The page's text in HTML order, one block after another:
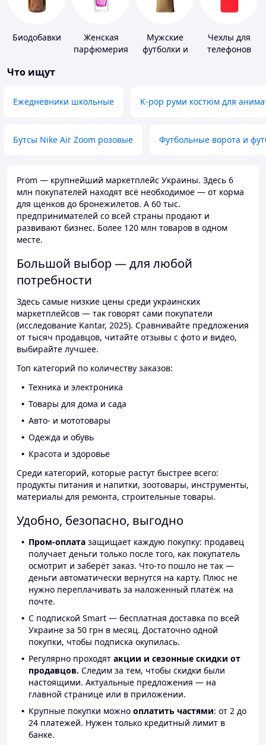
Биодобавки
Женская
парфюмерия
Мужские
футболки и
Чехлы для
телефонов
Что ищут
Ежедневники школьные K-pop руми костюм для
Бутсы Nike Air Zoom розовые Футбольные ворота и
Prom — крупнейший маркетплейс Украины. Здесь 6
млн покупателей находят всё необходимое — от корма
для щенков до бронежилетов. А 60 тыс.
предпринимателей со всей страны продают и
развивают бизнес. Более 120 млн товаров в одном
месте.
Большой выбор — для любой
потребности
Здесь самые низкие цены среди украинских
маркетплейсов — так говорят сами покупатели
(исследование Kantar, 2025). Сравнивайте предложения
от тысяч продавцов, читайте отзывы с фото и видео,
выбирайте лучшее.
Топ категорий по количеству заказов:
Техника и электроника
Товары для дома и сада
Авто- и мототовары
Одежда и обувь
Красота и здоровье
Среди категорий, которые растут быстрее всего:
продукты питания и напитки, зоотовары, инструменты,
материалы для ремонта, строительные товары.
Удобно, безопасно, выгодно
Пром-оплата защищает каждую покупку: продавец
получает деньги только после того, как покупатель
осмотрит и заберёт заказ. Что-то пошло не так —
деньги автоматически вернутся на карту. Плюс не
нужно переплачивать за наложенный платёж на
почте.
С подпиской Smart — бесплатная доставка по всей
Украине за 50 грн в месяц. Достаточно одной
покупки, чтобы подписка окупилась.
Регулярно проходят акции и сезонные скидки от
продавцов. Следим за тем, чтобы скидки были
настоящими. Актуальные предложения — на
главной странице или в приложении.
Крупные покупки можно оплатить частями: от 2 до
24 платежей. Нужен только кредитный лимит в
банке.